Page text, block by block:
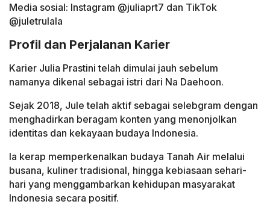
Media sosial: Instagram @juliaprt7 dan TikTok
@juletrulala
Profil dan Perjalanan Karier
Karier Julia Prastini telah dimulai jauh sebelum
namanya dikenal sebagai istri dari Na Daehoon.
Sejak 2018, Jule telah aktif sebagai selebgram dengan
menghadirkan beragam konten yang menonjolkan
identitas dan kekayaan budaya Indonesia.
Ia kerap memperkenalkan budaya Tanah Air melalui
busana, kuliner tradisional, hingga kebiasaan sehari-
hari yang menggambarkan kehidupan masyarakat
Indonesia secara positif.